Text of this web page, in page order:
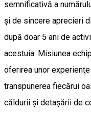
semnificativă a
şi de sincere aprecieri
după doar 5 ani de
acestuia. Misiunea
oferirea unor
transpunerea fiecărui
căldurii şi detaşării de